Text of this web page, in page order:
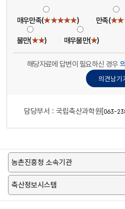
매우만족(★★★★★) 만족(
불만(★★) 매우불만(★)
해당자료에 답변이 필요하신 경우
담당부서 : 국립축산과학원[063-
농촌진흥청 소속기관
축산정보시스템